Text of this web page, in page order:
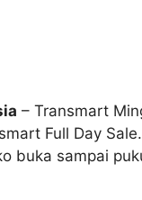
– Transmart
Full Day
buka sampai